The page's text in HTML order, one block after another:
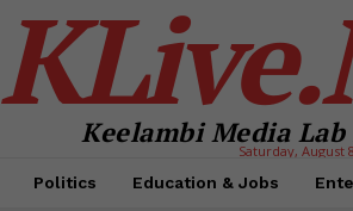
Keelambi Media
Saturday, August
Politics Education & Jobs